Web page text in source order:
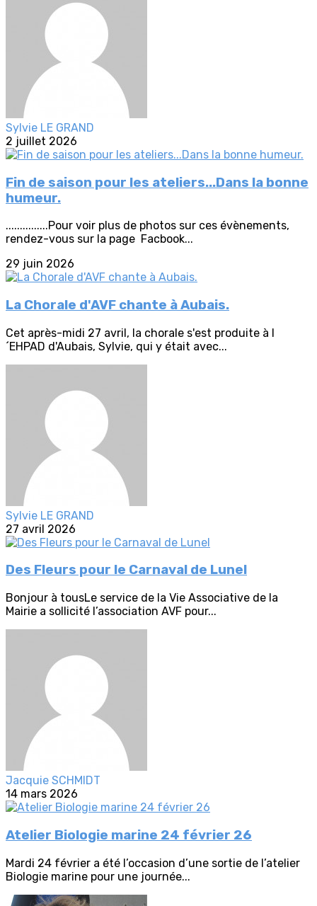
Sylvie LE GRAND
2 juillet 2026
Fin de saison pour les ateliers...Dans la bonne
humeur.
...............Pour voir plus de photos sur ces évènements,
rendez-vous sur la page Facbook...
29 juin 2026
La Chorale d'AVF chante à Aubais.
Cet après-midi 27 avril, la chorale s'est produite à l
´EHPAD d'Aubais, Sylvie, qui y était avec...
Sylvie LE GRAND
27 avril 2026
Des Fleurs pour le Carnaval de Lunel
Bonjour à tousLe service de la Vie Associative de la
Mairie a sollicité l’association AVF pour...
Jacquie SCHMIDT
14 mars 2026
Atelier Biologie marine 24 février 26
Mardi 24 février a été l’occasion d’une sortie de l’atelier
Biologie marine pour une journée...